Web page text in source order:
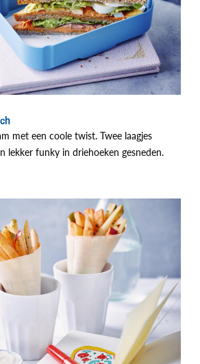
met een coole twist. Twee laagjes
lekker funky in driehoeken gesneden.